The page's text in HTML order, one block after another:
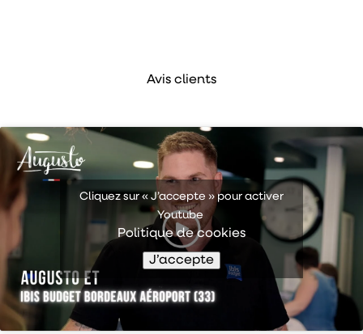
Avis clients
Cliquez sur « J’accepte » pour activer
Youtube
Politique de cookies
J’accepte